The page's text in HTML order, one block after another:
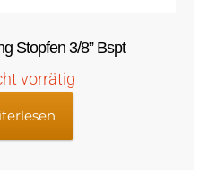
Stopfen 3/8” Bspt
vorrätig